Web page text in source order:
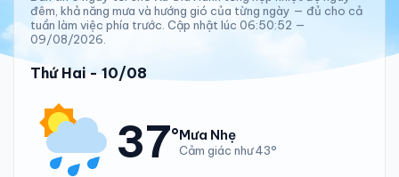
đêm, khả năng mưa và hướng gió của từng ngày — đủ cho cả
tuần làm việc phía trước. Cập nhật lúc 06:50:52 —
09/08/2026.
Thứ Hai - 10/08
37°Mưa Nhẹ
Cảm giác như 43°